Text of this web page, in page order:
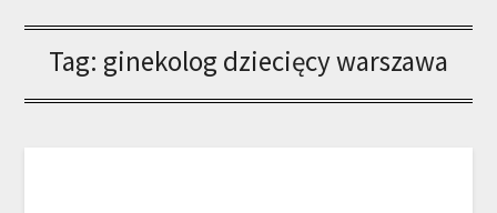
Tag: ginekolog dziecięcy warszawa